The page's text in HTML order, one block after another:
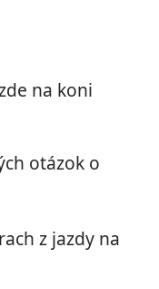
na koni
otázok o
z jazdy na